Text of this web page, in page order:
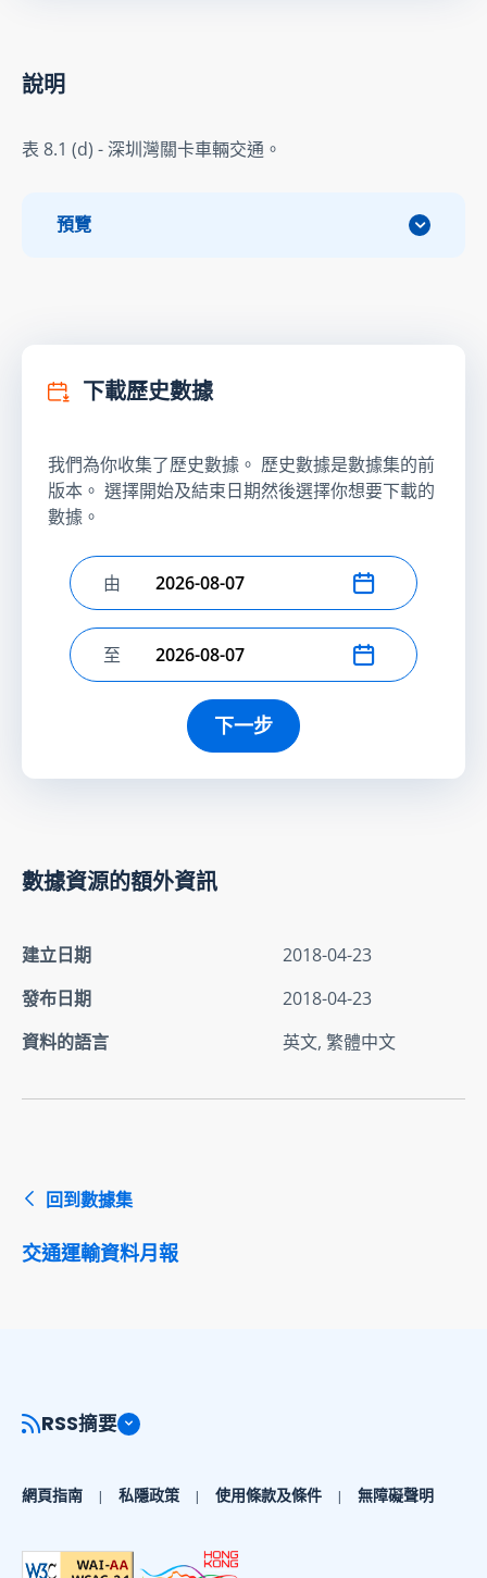
說明
表 8.1 (d) - 深圳灣關卡車輛交通。
預覽
下載歷史數據
我們為你收集了歷史數據。 歷史數據是數據集的前
版本。 選擇開始及結束日期然後選擇你想要下載的
數據。
選擇開始日期
由
選擇結束日期
至
下一步
數據資源的額外資訊
建立日期
2018-04-23
發布日期
2018-04-23
資料的語言
英文, 繁體中文
回到數據集
交通運輸資料月報
RSS摘要
網頁指南 私隱政策 使用條款及條件 無障礙聲明